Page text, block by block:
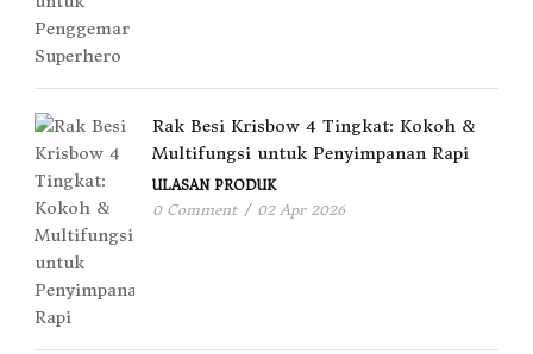
Rak Besi Krisbow 4 Tingkat: Kokoh &
Multifungsi untuk Penyimpanan Rapi
ULASAN PRODUK
0 Comment / 02 Apr 2026